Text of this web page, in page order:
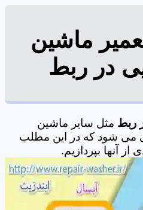
ماشین
در ربط
ربط مثل سایر ماشین
می شود که در این مطلب
آنها بپردازیم.